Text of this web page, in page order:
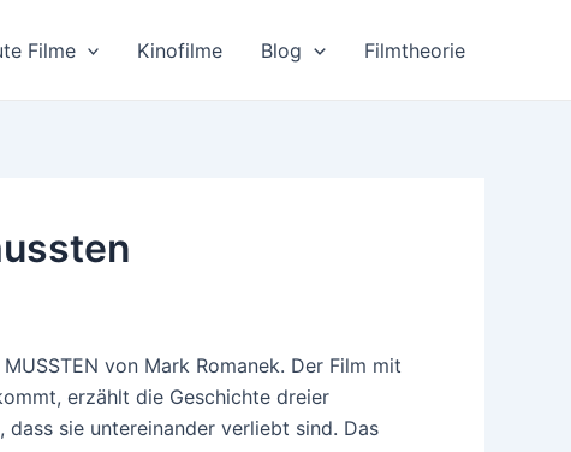
Filme Kinofilme Blog Filmtheorie
von Mark Romanek. Der Film mit
erzählt die Geschichte dreier
sie untereinander verliebt sind. Das